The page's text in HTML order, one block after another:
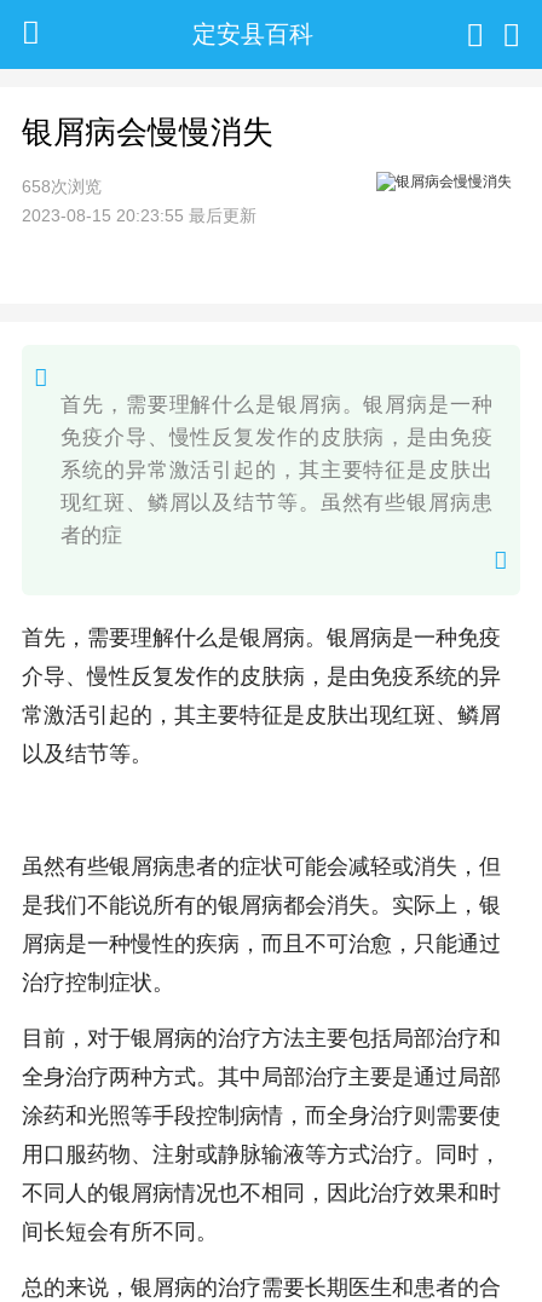
定安县百科
银屑病会慢慢消失
658次浏览
2023-08-15 20:23:55 最后更新
首先，需要理解什么是银屑病。银屑病是一种
免疫介导、慢性反复发作的皮肤病，是由免疫
系统的异常激活引起的，其主要特征是皮肤出
现红斑、鳞屑以及结节等。虽然有些银屑病患
者的症
首先，需要理解什么是银屑病。银屑病是一种免疫
介导、慢性反复发作的皮肤病，是由免疫系统的异
常激活引起的，其主要特征是皮肤出现红斑、鳞屑
以及结节等。
虽然有些银屑病患者的症状可能会减轻或消失，但
是我们不能说所有的银屑病都会消失。实际上，银
屑病是一种慢性的疾病，而且不可治愈，只能通过
治疗控制症状。
目前，对于银屑病的治疗方法主要包括局部治疗和
全身治疗两种方式。其中局部治疗主要是通过局部
涂药和光照等手段控制病情，而全身治疗则需要使
用口服药物、注射或静脉输液等方式治疗。同时，
不同人的银屑病情况也不相同，因此治疗效果和时
间长短会有所不同。
总的来说，银屑病的治疗需要长期医生和患者的合